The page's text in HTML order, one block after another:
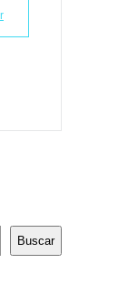
Buscar